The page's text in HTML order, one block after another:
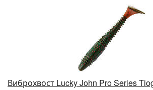
Виброхвост Lucky John Pro Series